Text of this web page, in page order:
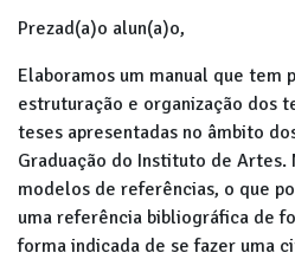
Prezad(a)o alun(a)o,
Elaboramos um manual que tem
estruturação e organização dos
teses apresentadas no âmbito
Graduação do Instituto de
modelos de referências, o que
uma referência bibliográfica de
forma indicada de se fazer uma